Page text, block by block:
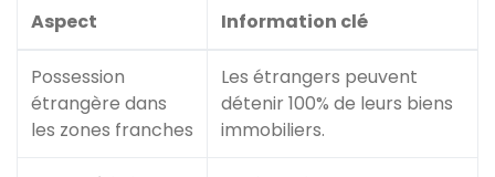
Aspect Information clé
Possession
étrangère dans
les zones franches
Les étrangers peuvent
détenir 100% de leurs biens
immobiliers.